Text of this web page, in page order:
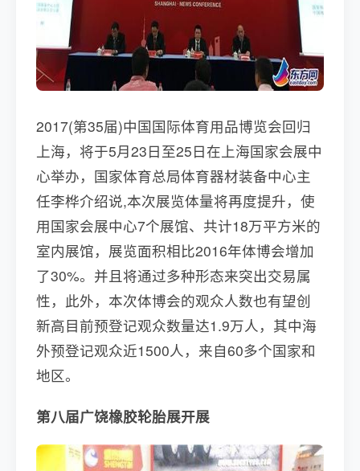
2017(第35届)中国国际体育用品博览会回归
上海，将于5月23日至25日在上海国家会展中
心举办，国家体育总局体育器材装备中心主
任李桦介绍说,本次展览体量将再度提升，使
用国家会展中心7个展馆、共计18万平方米的
室内展馆，展览面积相比2016年体博会增加
了30%。并且将通过多种形态来突出交易属
性，此外，本次体博会的观众人数也有望创
新高目前预登记观众数量达1.9万人，其中海
外预登记观众近1500人，来自60多个国家和
地区。
第八届广饶橡胶轮胎展开展